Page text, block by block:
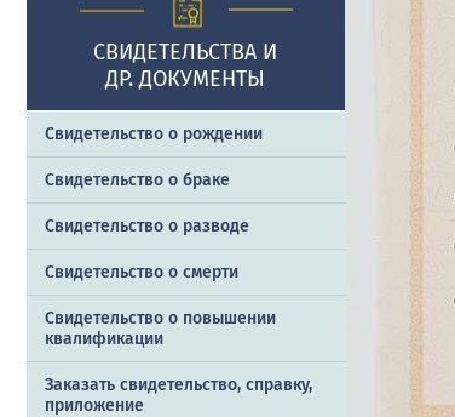
СВИДЕТЕЛЬСТВА И
ДР. ДОКУМЕНТЫ
Свидетельство о рождении
Свидетельство о браке
Свидетельство о разводе
Свидетельство о смерти
Свидетельство о повышении
квалификации
Заказать cвидетельство, справку,
приложение